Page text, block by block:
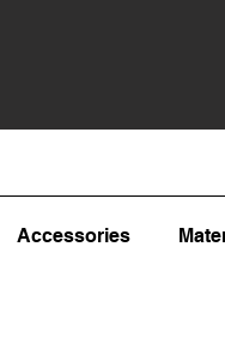
Accessories